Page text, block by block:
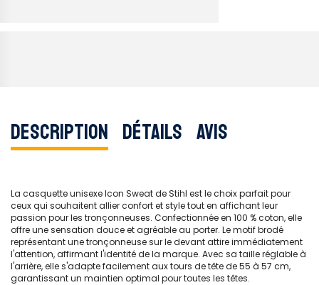
Description Détails Avis
La casquette unisexe Icon Sweat de Stihl est le choix parfait pour
ceux qui souhaitent allier confort et style tout en affichant leur
passion pour les tronçonneuses. Confectionnée en 100 % coton, elle
offre une sensation douce et agréable au porter. Le motif brodé
représentant une tronçonneuse sur le devant attire immédiatement
l'attention, affirmant l'identité de la marque. Avec sa taille réglable à
l'arrière, elle s'adapte facilement aux tours de tête de 55 à 57 cm,
garantissant un maintien optimal pour toutes les têtes.